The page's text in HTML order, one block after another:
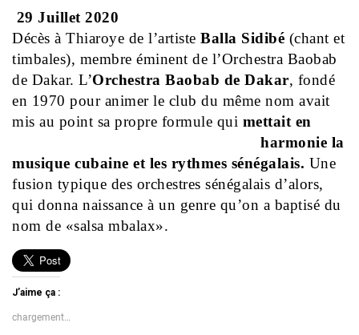
29 Juillet 2020
Décès à Thiaroye de l’artiste Balla Sidibé (chant et
timbales), membre éminent de l’Orchestra Baobab
de Dakar. L’Orchestra Baobab de Dakar, fondé
en 1970 pour animer le club du même nom avait
mis au point sa propre formule qui mettait en
harmonie la
musique cubaine et les rythmes sénégalais. Une
fusion typique des orchestres sénégalais d’alors,
qui donna naissance à un genre qu’on a baptisé du
nom de «salsa mbalax».
J’aime ça :
chargement…